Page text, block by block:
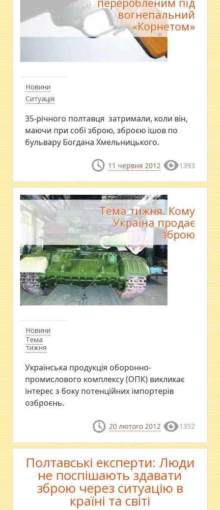
Новини
Ситуація
вогнепальний
«Корнетом»
35-річного полтавця затримали, коли він,
маючи при собі зброю, зброєю ішов по
бульвару Богдана Хмельницького.
11 червня 2012 1393
Новини
Тема
тижня
Тема тижня. Кому
Україна продає
зброю
Українська продукція оборонно-
промислового комплексу (ОПК) викликає
інтерес з боку потенційних імпортерів
озброєнь.
20 лютого 2012 1352
Полтавські експерти: Люди
не поспішають здавати
зброю через ситуацію в
країні та світі